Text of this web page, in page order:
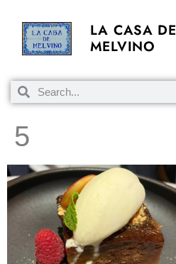
LA CASA DE
MELVINO
5